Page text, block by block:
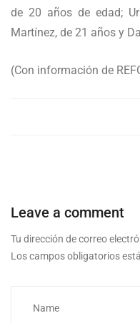
de 20 años de edad;
Martínez, de 21 años y
(Con información de
Leave a comment
Tu dirección de correo
Los campos obligatorios